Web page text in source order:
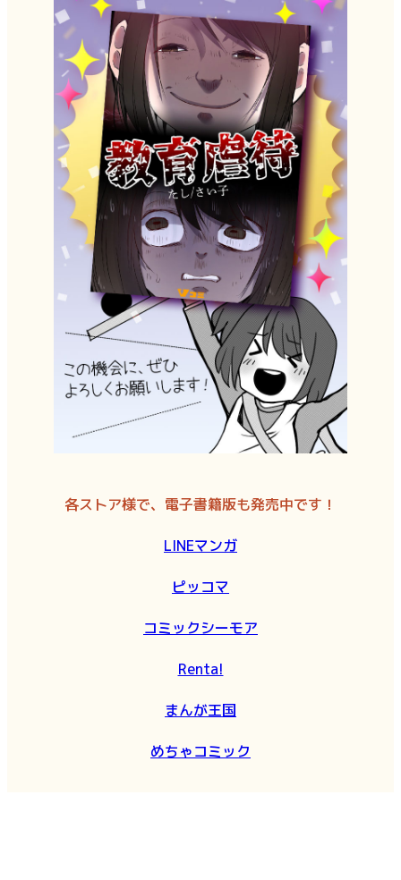
各ストア様で、電子書籍版も発売中です！
LINEマンガ
ピッコマ
コミックシーモア
Renta!
まんが王国
めちゃコミック